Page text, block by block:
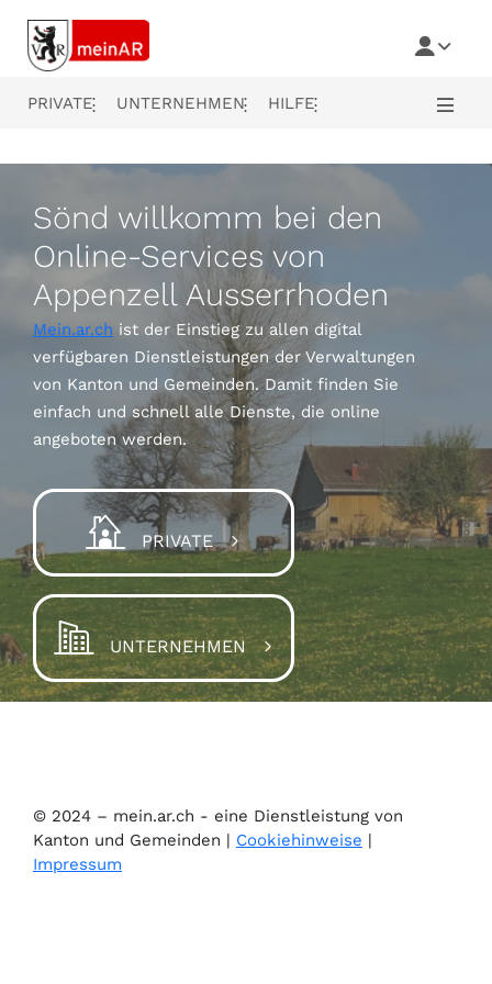
Seitenbereiche:
PRIVATE UNTERNEHMEN HILFE
Sönd willkomm bei den
Online-Services von
Appenzell Ausserrhoden
Mein.ar.ch ist der Einstieg zu allen digital
verfügbaren Dienstleistungen der Verwaltungen
von Kanton und Gemeinden. Damit finden Sie
einfach und schnell alle Dienste, die online
angeboten werden.
PRIVATE
UNTERNEHMEN
© 2024 – mein.ar.ch - eine Dienstleistung von
Kanton und Gemeinden | Cookiehinweise |
Impressum